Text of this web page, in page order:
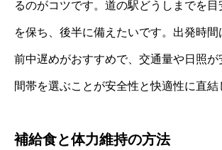
るのがコツです。道の駅どうしまでを目
を保ち、後半に備えたいです。出発時
前中遅めがおすすめで、交通量や日照
間帯を選ぶことが安全性と快適性に直結
補給食と体力維持の方法